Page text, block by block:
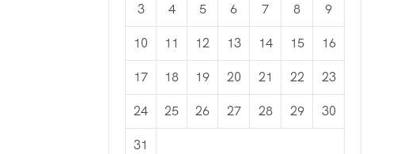
3 4 5 6 7 8 9
10 11 12 13 14 15 16
17 18 19 20 21 22 23
24 25 26 27 28 29 30
31